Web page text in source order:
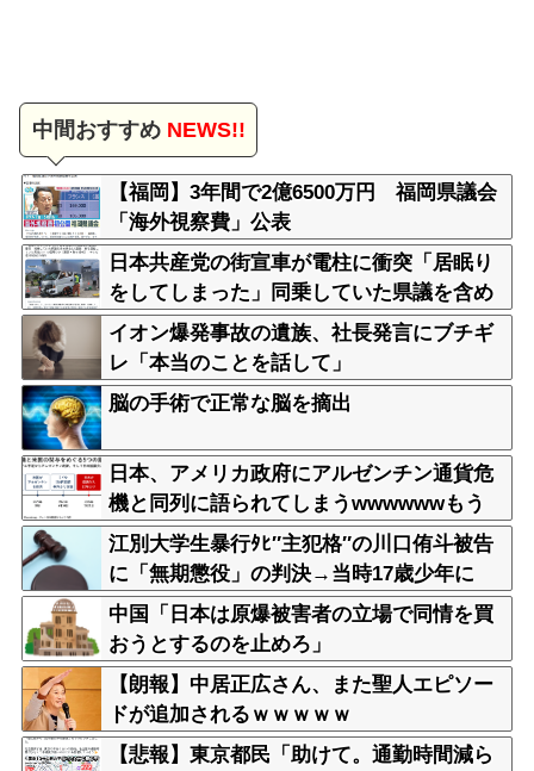
中間おすすめNEWS!!
【福岡】3年間で2億6500万円 福岡県議会
「海外視察費」公表
日本共産党の街宣車が電柱に衝突「居眠り
をしてしまった」同乗していた県議を含め
男女3人重傷
イオン爆発事故の遺族、社長発言にブチギ
レ「本当のことを話して」
脳の手術で正常な脳を摘出
日本、アメリカ政府にアルゼンチン通貨危
機と同列に語られてしまうwwwwwwもう
すでに158円に戻る
江別大学生暴行ﾀﾋ″主犯格″の川口侑斗被告
に「無期懲役」の判決→当時17歳少年に
「懲役30年」の判決
中国「日本は原爆被害者の立場で同情を買
おうとするのを止めろ」
【朗報】中居正広さん、また聖人エピソー
ドが追加されるｗｗｗｗｗ
【悲報】東京都民「助けて。通勤時間減ら